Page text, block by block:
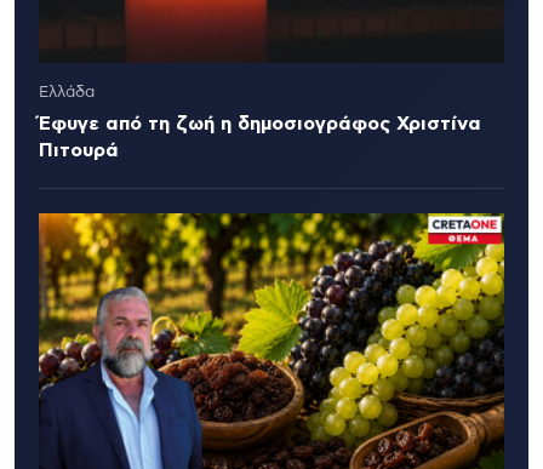
Ελλάδα
Έφυγε από τη ζωή η δημοσιογράφος Χριστίνα
Πιτουρά